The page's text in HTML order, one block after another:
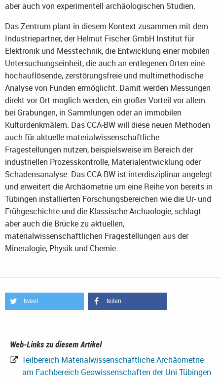
aber auch von experimentell archäologischen Studien.
Das Zentrum plant in diesem Kontext zusammen mit dem
Industriepartner, der Helmut Fischer GmbH Institut für
Elektronik und Messtechnik, die Entwicklung einer mobilen
Untersuchungseinheit, die auch an entlegenen Orten eine
hochauflösende, zerstörungsfreie und multimethodische
Analyse von Funden ermöglicht. Damit werden Messungen
direkt vor Ort möglich werden, ein großer Vorteil vor allem
bei Grabungen, in Sammlungen oder an immobilen
Kulturdenkmälern. Das CCA-BW will diese neuen Methoden
auch für aktuelle materialwissenschaftliche
Fragestellungen nutzen, beispielsweise im Bereich der
industriellen Prozesskontrolle, Materialentwicklung oder
Schadensanalyse. Das CCA-BW ist interdisziplinär angelegt
und erweitert die Archäometrie um eine Reihe von bereits in
Tübingen installierten Forschungsbereichen wie die Ur- und
Frühgeschichte und die Klassische Archäologie, schlägt
aber auch die Brücke zu aktuellen,
materialwissenschaftlichen Fragestellungen aus der
Mineralogie, Physik und Chemie.
tweet teilen
Web-Links zu diesem Artikel
Teilbereich Materialwissenschaftliche Archäometrie
am Fachbereich Geowissenschaften der Uni Tübingen